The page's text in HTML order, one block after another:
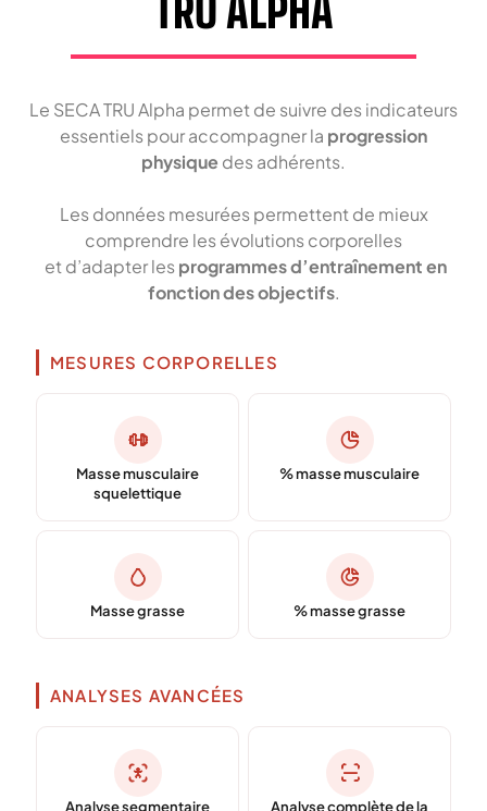
TRU ALPHA
Le SECA TRU Alpha permet de suivre des indicateurs
essentiels pour accompagner la progression
physique des adhérents.
Les données mesurées permettent de mieux
comprendre les évolutions corporelles
et d’adapter lesprogrammes d’entraînement en
fonction des objectifs.
MESURES CORPORELLES
Masse musculaire
squelettique
% masse musculaire
Masse grasse % masse grasse
ANALYSES AVANCÉES
Analyse segmentaire
Analyse complète de la